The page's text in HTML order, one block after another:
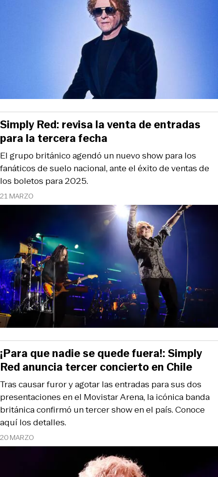
21 MARZO
El grupo británico agendó un nuevo show para los
fanáticos de suelo nacional, ante el éxito de ventas de
los boletos para 2025.
Simply Red: revisa la venta de entradas
para la tercera fecha
20 MARZO
Tras causar furor y agotar las entradas para sus dos
presentaciones en el Movistar Arena, la icónica banda
británica confirmó un tercer show en el país. Conoce
aquí los detalles.
¡Para que nadie se quede fuera!: Simply
Red anuncia tercer concierto en Chile